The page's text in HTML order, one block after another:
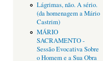
Lágrimas, não. A sério.
(da homenagem a Mário
Castrim)
MÁRIO
SACRAMENTO -
Sessão Evocativa Sobre
o Homem e a Sua Obra